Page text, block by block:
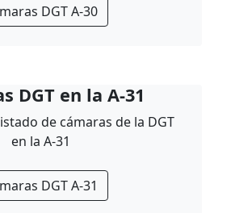
DGT A-30
DGT en la A-31
de cámaras de la DGT
en la A-31
DGT A-31